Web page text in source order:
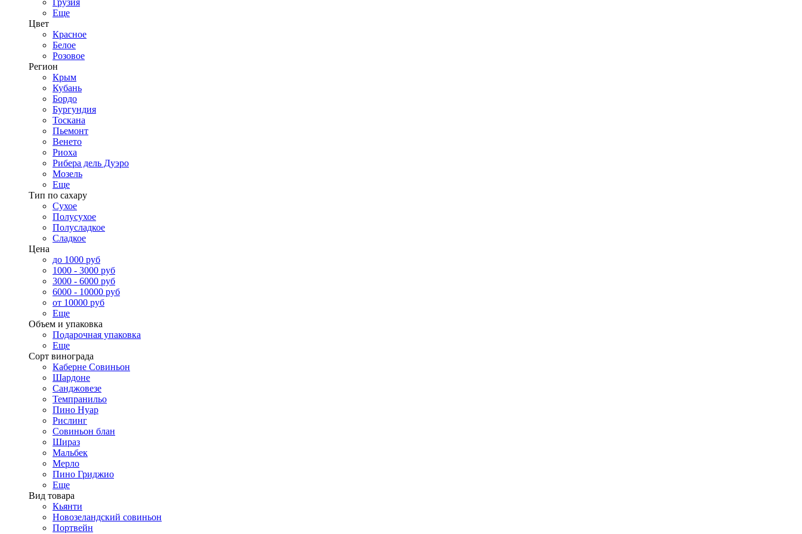
Грузия
Еще
Цвет
Красное
Белое
Розовое
Регион
Крым
Кубань
Бордо
Бургундия
Тоскана
Пьемонт
Венето
Риоха
Рибера дель Дуэро
Мозель
Еще
Тип по сахару
Сухое
Полусухое
Полусладкое
Сладкое
Цена
до 1000 руб
1000 - 3000 руб
3000 - 6000 руб
6000 - 10000 руб
от 10000 руб
Еще
Объем и упаковка
Подарочная упаковка
Еще
Сорт винограда
Каберне Совиньон
Шардоне
Санджовезе
Темпранильо
Пино Нуар
Рислинг
Совиньон блан
Шираз
Мальбек
Мерло
Пино Гриджио
Еще
Вид товара
Кьянти
Новозеландский совиньон
Портвейн